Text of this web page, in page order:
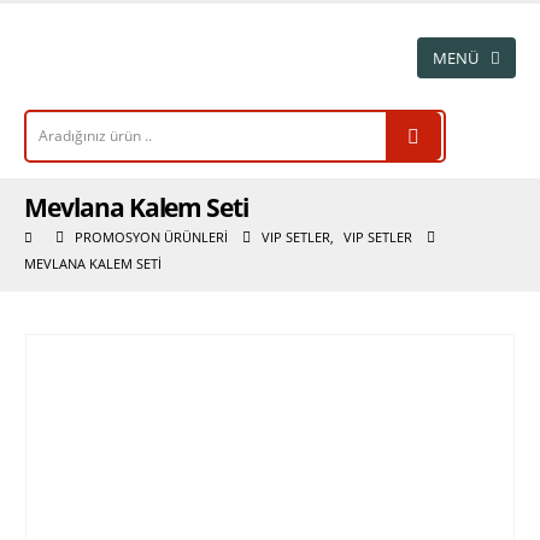
Mevlana Kalem Seti
PROMOSYON ÜRÜNLERI VIP SETLER, VIP SETLER
MEVLANA KALEM SETI